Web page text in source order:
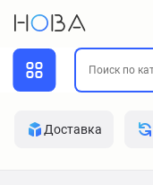
Доставка